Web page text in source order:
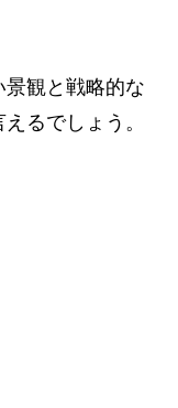
観と戦略的な
るでしょう。